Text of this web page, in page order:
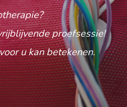
proefsessie!
u kan betekenen.